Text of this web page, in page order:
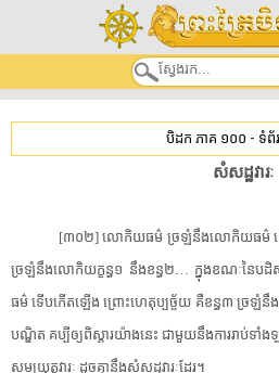
បិដក ភាគ ១០០ - ទំព័
សំសដ្ឋ​វារៈ
[៣០២] លោកិយ​ធម៌ ច្រឡំ​នឹង​លោកិយ​ធម៌ ទើ
ច្រឡំ​នឹង​លោ​កិ​យក្ខ​ន្ធ១ នឹង​ខន្ធ២… ក្នុង​ខណៈ​នៃ​បដិ
ធម៌ ទើប​កើតឡើង ព្រោះ​ហេតុ​ប្ប​ច្ច័​យ គឺ​ខន្ធ៣ ច្រឡំ​នឹង​
បណ្ឌិត គប្បី​ឲ្យ​ពិស្តារ​យ៉ាងនេះ ជាមួយនឹង​ការរាប់​ទាំ
សម្បយុត្ត​វារៈ ដូចគ្នានឹង​សំសដ្ឋ​វារៈ​ដែរ។